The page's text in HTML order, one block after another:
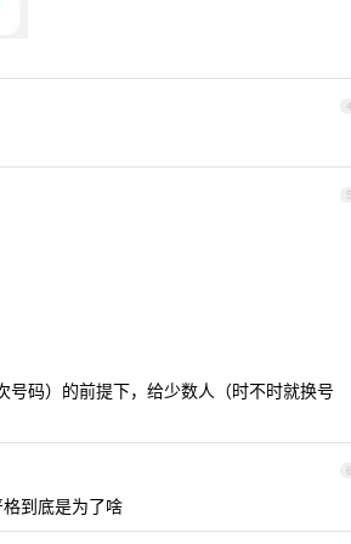
4
5
码）的前提下，给少数人（时不时就换号
6
到底是为了啥